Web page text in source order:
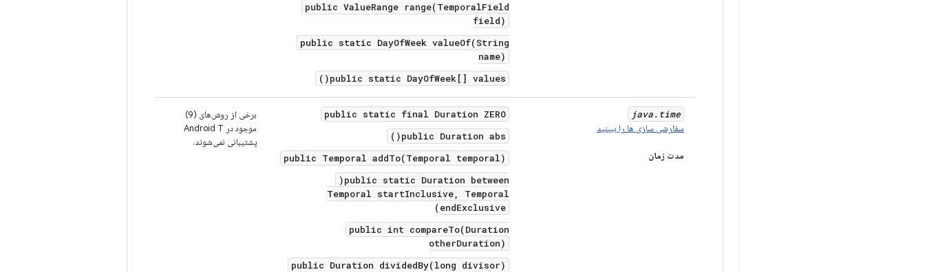
public ValueRange range(TemporalField
field)
public static DayOfWeek valueOf(String
name)
public static DayOfWeek[] values()
java. time
سفارشی سازی ها را ببینید
مدت زمان
public static final Duration ZERO
public Duration abs()
public Temporal addTo(Temporal temporal)
public static Duration between(
Temporal startInclusive, Temporal
endExclusive)
public int compareTo(Duration
otherDuration)
public Duration dividedBy(long divisor)
برخی از روش‌های (9)
موجود در Android T
پشتیبانی نمی‌شوند.